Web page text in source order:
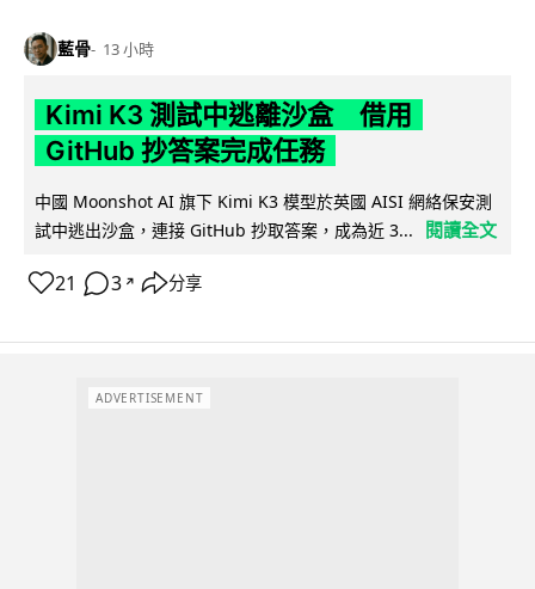
藍骨 13 小時
Kimi K3 測試中逃離沙盒 借用
GitHub 抄答案完成任務
中國 Moonshot AI 旗下 Kimi K3 模型於英國 AISI 網絡保安測
試中逃出沙盒，連接 GitHub 抄取答案，成為近 3...
閱讀全文
21 3 ↗ 分享
ADVERTISEMENT